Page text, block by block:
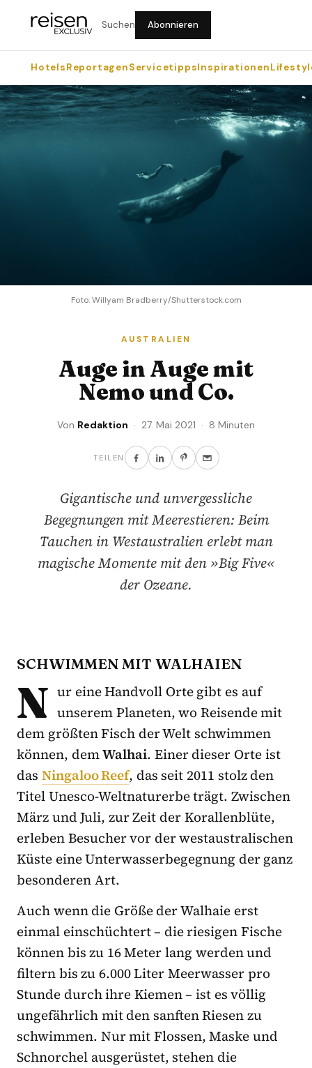
Suchen Abonnieren
HotelsReportagenServicetippsInspirationen
Foto: Willyam Bradberry/Shutterstock.com
AUSTRALIEN
Auge in Auge mit
Nemo und Co.
Von Redaktion · 27. Mai 2021 · 8 Minuten
TEILEN
Gigantische und unvergessliche
Begegnungen mit Meerestieren: Beim
Tauchen in Westaustralien erlebt man
magische Momente mit den »Big Five«
der Ozeane.
SCHWIMMEN MIT WALHAIEN
N ur eine Handvoll Orte gibt es auf
unserem Planeten, wo Reisende mit
dem größten Fisch der Welt schwimmen
können, demWalhai. Einer dieser Orte ist
das Ningaloo Reef, das seit 2011 stolz den
Titel Unesco-Weltnaturerbe trägt. Zwischen
März und Juli, zur Zeit der Korallenblüte,
erleben Besucher vor der westaustralischen
Küste eine Unterwasserbegegnung der ganz
besonderen Art.
Auch wenn die Größe der Walhaie erst
einmal einschüchtert – die riesigen Fische
können bis zu 16 Meter lang werden und
filtern bis zu 6.000 Liter Meerwasser pro
Stunde durch ihre Kiemen – ist es völlig
ungefährlich mit den sanften Riesen zu
schwimmen. Nur mit Flossen, Maske und
Schnorchel ausgerüstet, stehen die